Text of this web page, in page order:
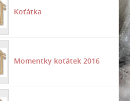
Koťátka
Momentky koťátek 2016